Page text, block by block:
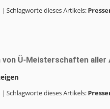
| Schlagworte dieses Artikels:
Ü-Meisterschaften aller
| Schlagworte dieses Artikels: